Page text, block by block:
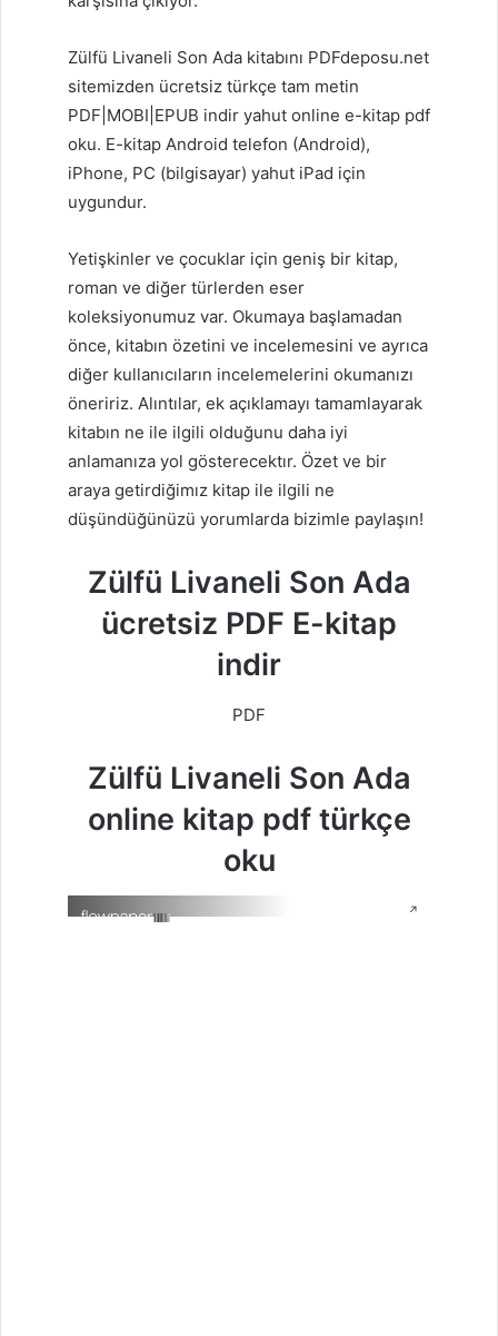
Zülfü Livaneli Son Ada kitabını PDFdeposu.net
sitemizden ücretsiz türkçe tam metin
PDF|MOBI|EPUB indir yahut online e-kitap pdf
oku. E-kitap Android telefon (Android),
iPhone, PC (bilgisayar) yahut iPad için
uygundur.
Yetişkinler ve çocuklar için geniş bir kitap,
roman ve diğer türlerden eser
koleksiyonumuz var. Okumaya başlamadan
önce, kitabın özetini ve incelemesini ve ayrıca
diğer kullanıcıların incelemelerini okumanızı
öneririz. Alıntılar, ek açıklamayı tamamlayarak
kitabın ne ile ilgili olduğunu daha iyi
anlamanıza yol gösterecektır. Özet ve bir
araya getirdiğimız kitap ile ilgili ne
düşündüğünüzü yorumlarda bizimle paylaşın!
Zülfü Livaneli Son Ada
ücretsiz PDF E-kitap
indir
PDF
Zülfü Livaneli Son Ada
online kitap pdf türkçe
oku
↗